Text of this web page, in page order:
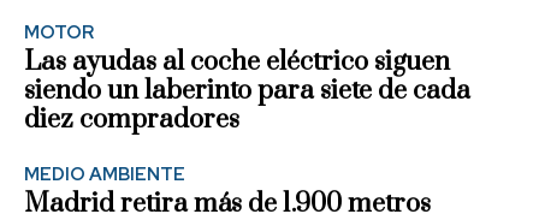
MOTOR
Las ayudas al coche eléctrico siguen
siendo un laberinto para siete de cada
diez compradores
MEDIO AMBIENTE
Madrid retira más de 1.900 metros